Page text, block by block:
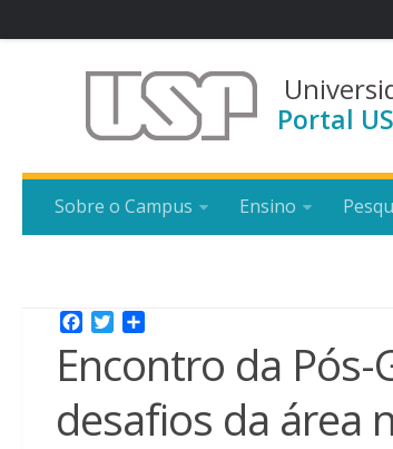
Portal
Sobre o Campus Ensino
Facebook
Twitter
Encontro da Pós-
desafios da área